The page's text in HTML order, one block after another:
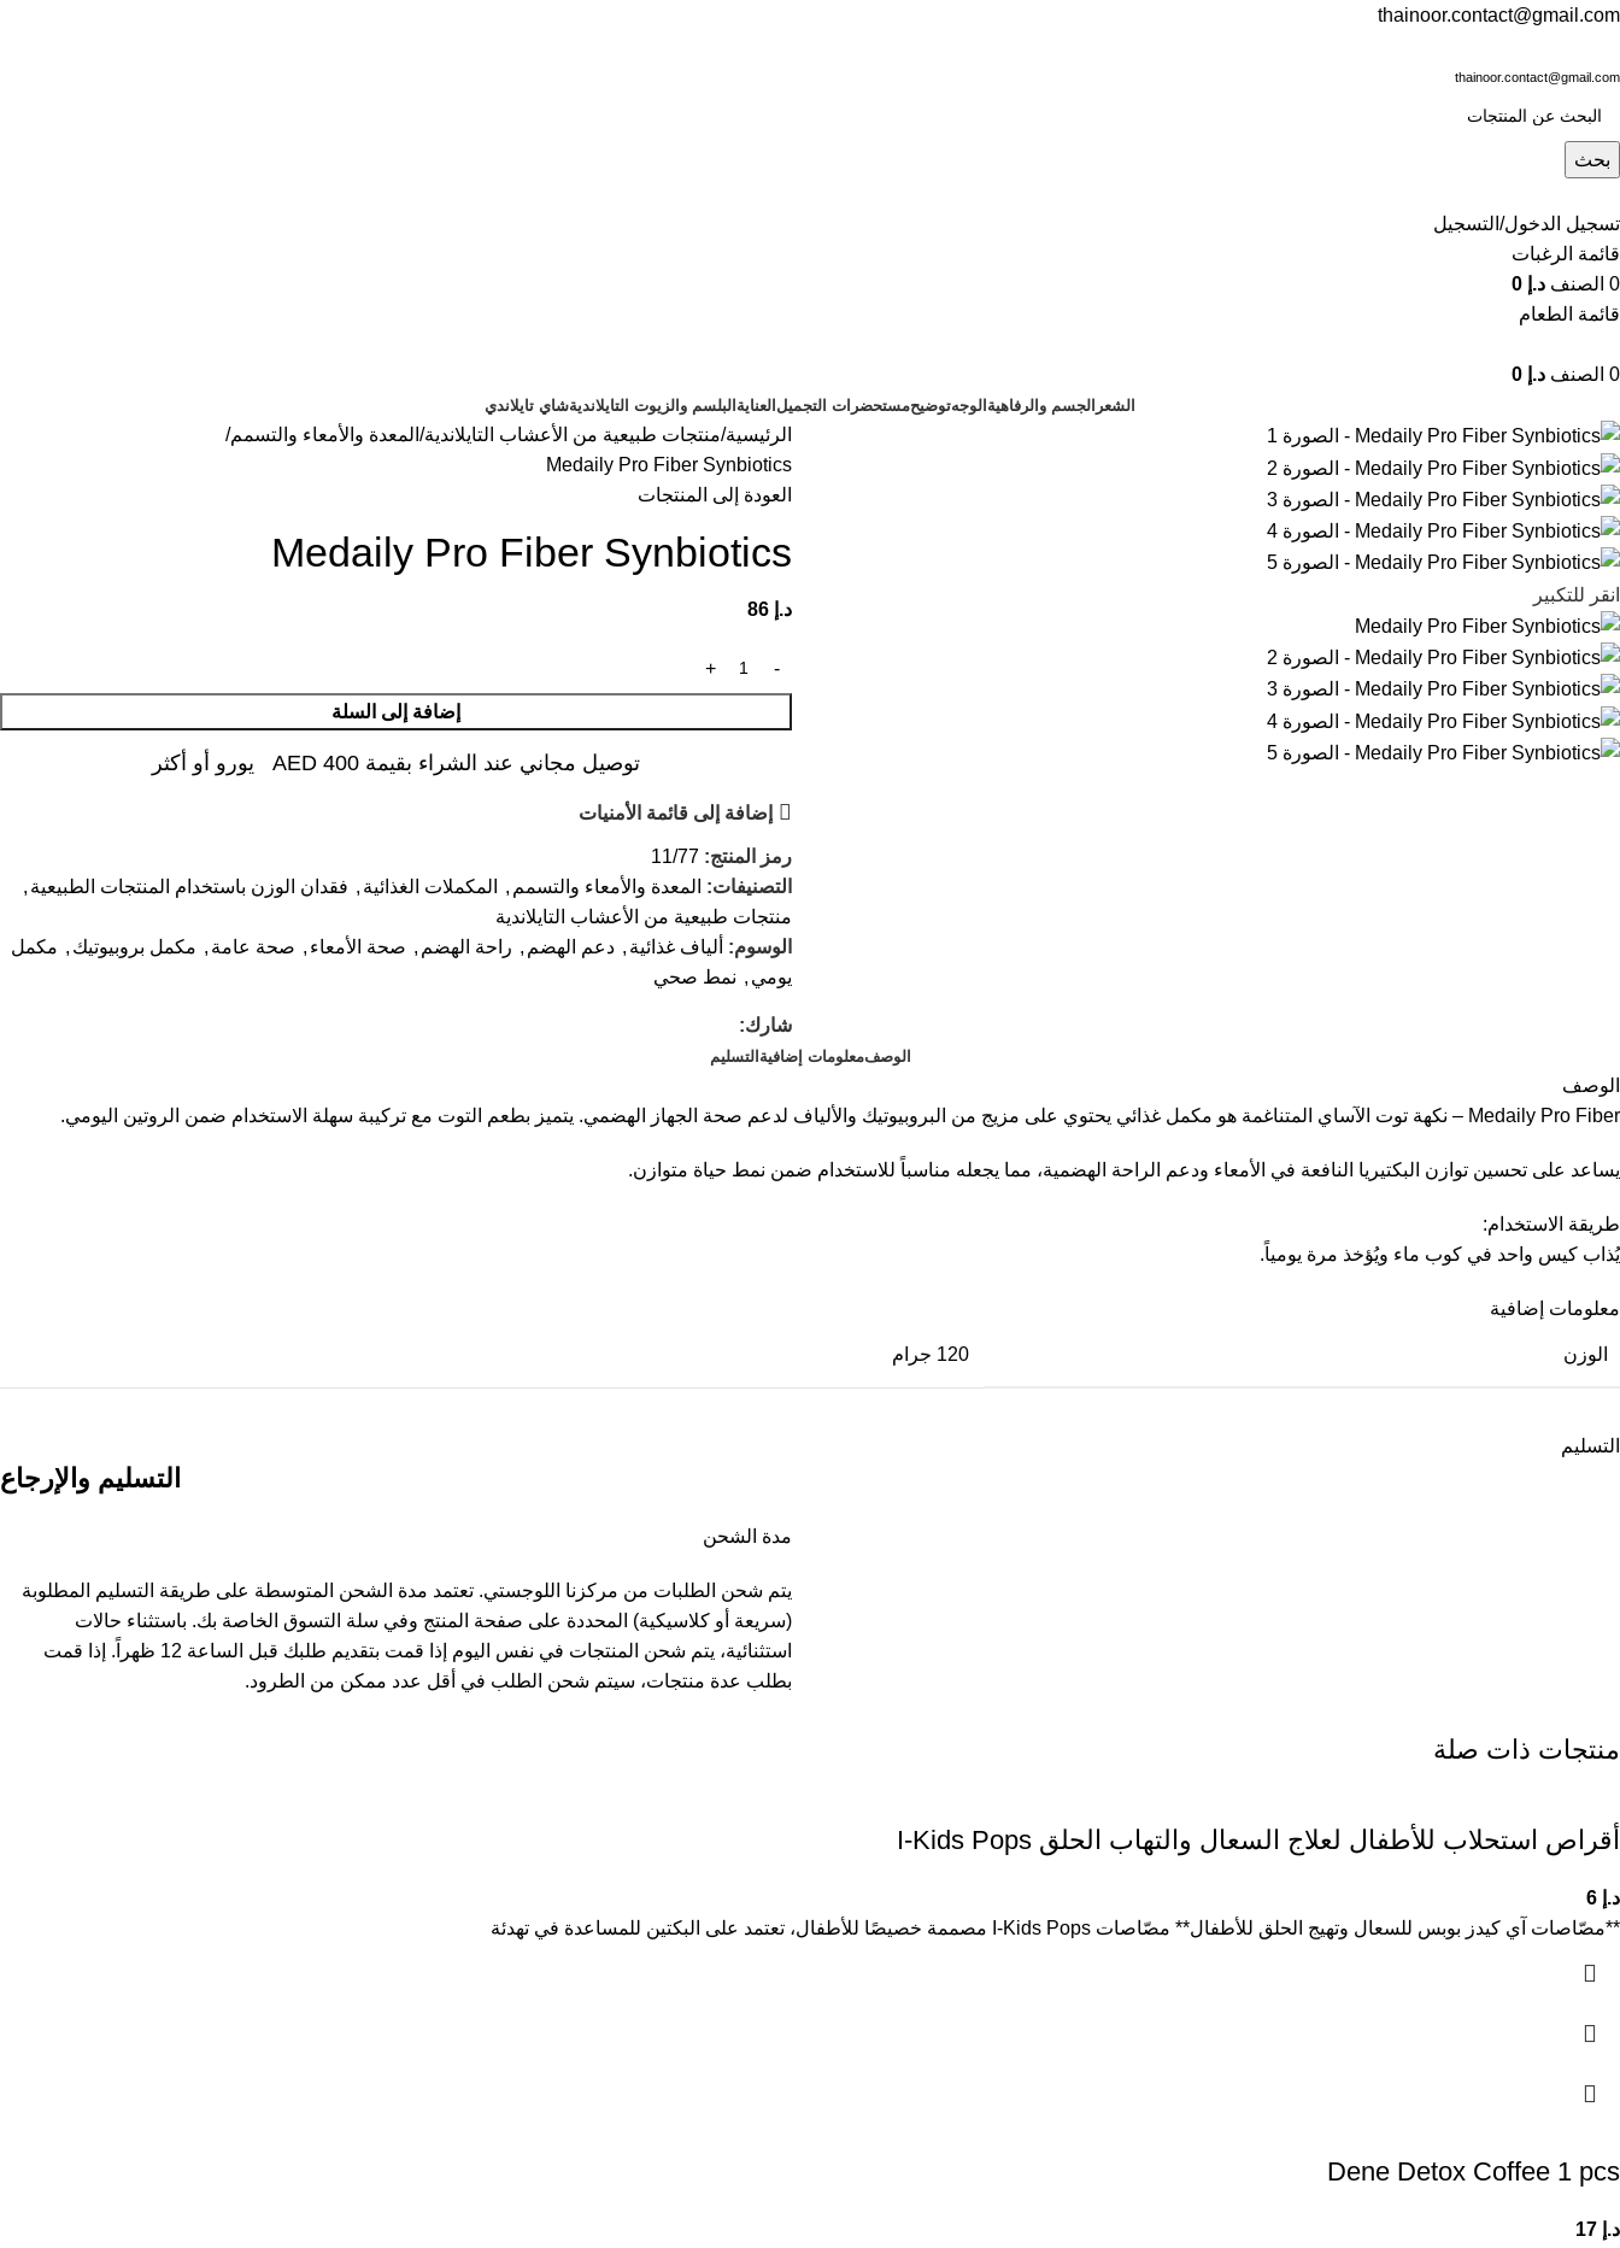
thainoor.contact@gmail.com
thainoor.contact@gmail.com
بحث
تسجيل الدخول/التسجيل
قائمة الرغبات
0 الصنف د.إ
قائمة الطعام
0 الصنف د.إ
الشعر الجسم والرفاهية الوجهتوضيحمستحضرات التجميل العناية البلسم والزيوت التايلانديةشاي تايلاندي
انقر للتكبير
الرئيسية منتجات طبيعية من الأعشاب التايلاندية المعدة والأمعاء والتسمم
Medaily Pro Fiber Synbiotics
العودة إلى المنتجات
Medaily Pro Fiber Synbiotics
د.إ
إضافة إلى السلة
توصيل مجاني عند الشراء بقيمة AED 400 يورو أو أكثر
إضافة إلى قائمة الأمنيات
رمز المنتج: 11/77
التصنيفات: المعدة والأمعاء والتسمم , المكملات الغذائية , فقدان الوزن باستخدام المنتجات الطبيعية ,
منتجات طبيعية من الأعشاب التايلاندية
الوسوم: ألياف غذائية , دعم الهضم , راحة الهضم , صحة الأمعاء , صحة عامة , مكمل بروبيوتيك , مكمل
يومي , نمط صحي
شارك:
الوصفمعلومات إضافية التسليم
الوصف
Medaily Pro Fiber – نكهة توت الآساي المتناغمة هو مكمل غذائي يحتوي على مزيج من البروبيوتيك والألياف لدعم صحة الجهاز الهضمي. يتميز بطعم التوت مع تركيبة سهلة الاستخدام ضمن الروتين اليومي.
يساعد على تحسين توازن البكتيريا النافعة في الأمعاء ودعم الراحة الهضمية، مما يجعله مناسباً للاستخدام ضمن نمط حياة متوازن.
طريقة الاستخدام:
يُذاب كيس واحد في كوب ماء ويُؤخذ مرة يومياً.
معلومات إضافية
الوزن 120 جرام
التسليم
التسليم والإرجاع
مدة الشحن
يتم شحن الطلبات من مركزنا اللوجستي. تعتمد مدة الشحن المتوسطة على طريقة التسليم المطلوبة
(سريعة أو كلاسيكية) المحددة على صفحة المنتج وفي سلة التسوق الخاصة بك. باستثناء حالات
استثنائية، يتم شحن المنتجات في نفس اليوم إذا قمت بتقديم طلبك قبل الساعة 12 ظهراً. إذا قمت
بطلب عدة منتجات، سيتم شحن الطلب في أقل عدد ممكن من الطرود.
منتجات ذات صلة
أقراص استحلاب للأطفال لعلاج السعال والتهاب الحلق I-Kids Pops
د.إ
**مصّاصات آي كيدز بوبس للسعال وتهيج الحلق للأطفال** مصّاصات I-Kids Pops مصممة خصيصًا للأطفال، تعتمد على البكتين للمساعدة في تهدئة
Dene Detox Coffee 1 pcs
د.إ